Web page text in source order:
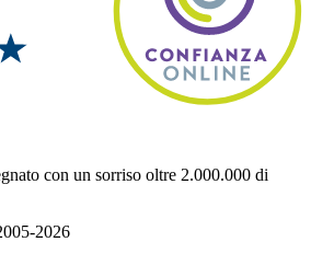
con un sorriso oltre 2.000.000 di
2026